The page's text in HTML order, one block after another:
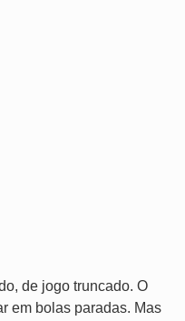
de jogo truncado. O
em bolas paradas. Mas